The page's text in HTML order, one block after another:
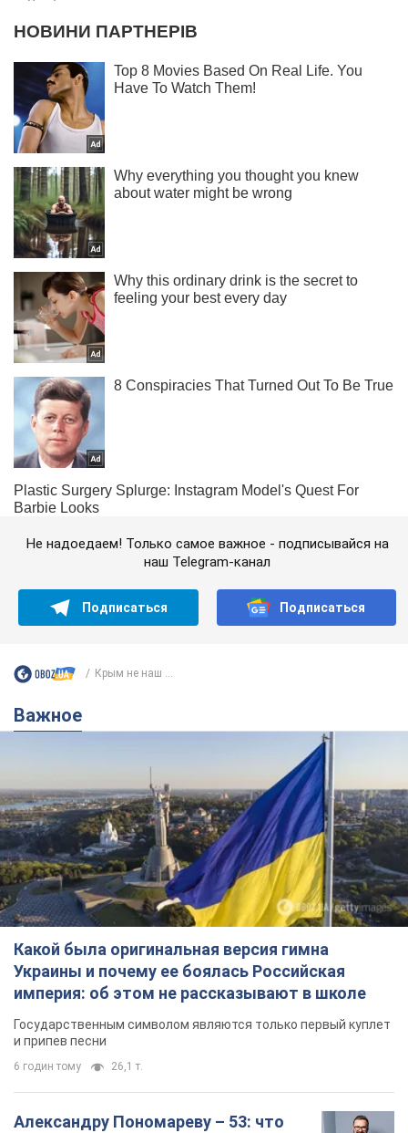
Не надоедаем! Только самое важное - подписывайся на
наш Telegram-канал
Подписаться Подписаться
Крым не наш ...
Важное
Какой была оригинальная версия гимна
Украины и почему ее боялась Российская
империя: об этом не рассказывают в школе
Государственным символом являются только первый куплет
и припев песни
6 годин тому 26,1 т.
Александру Пономареву – 53: что